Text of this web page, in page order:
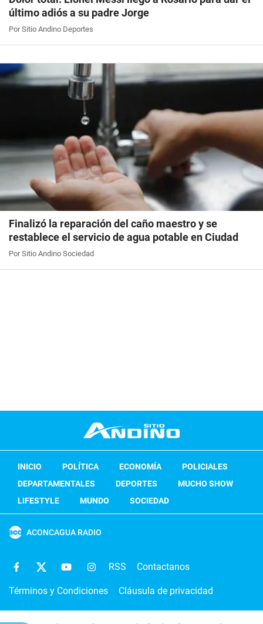
último adiós a su padre Jorge
Por Sitio Andino Deportes
Finalizó la reparación del caño maestro y se
restablece el servicio de agua potable en Ciudad
Por Sitio Andino Sociedad
INICIO POLÍTICA ECONOMÍA
POLICIALES
DEPARTAMENTALES
DEPORTES
MUCHO SHOW
LIFESTYLE
MUNDO SOCIEDAD
ACONCAGUA RADIO
RSS Contactanos
Términos y Condiciones Cláusula de privacidad